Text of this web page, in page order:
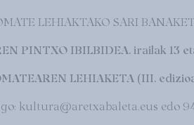
LEHIAKTAKO SARI
PINTXO IBILBIDEA. irailak 13
LEHIAKETA (III.
kultura@aretxabaleta.eus edo